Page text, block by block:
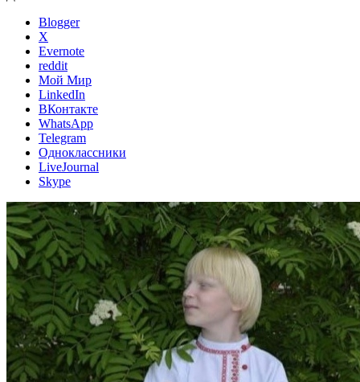
Blogger
X
Evernote
reddit
Мой Мир
LinkedIn
ВКонтакте
WhatsApp
Telegram
Одноклассники
LiveJournal
Skype